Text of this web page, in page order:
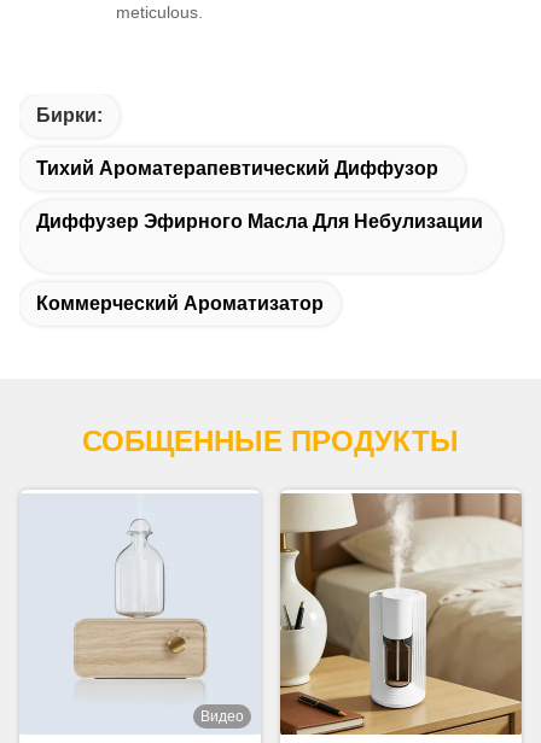
meticulous.
Бирки:
Тихий Ароматерапевтический Диффузор
Диффузер Эфирного Масла Для Небулизации
Коммерческий Ароматизатор
СОБЩЕННЫЕ ПРОДУКТЫ
Видео